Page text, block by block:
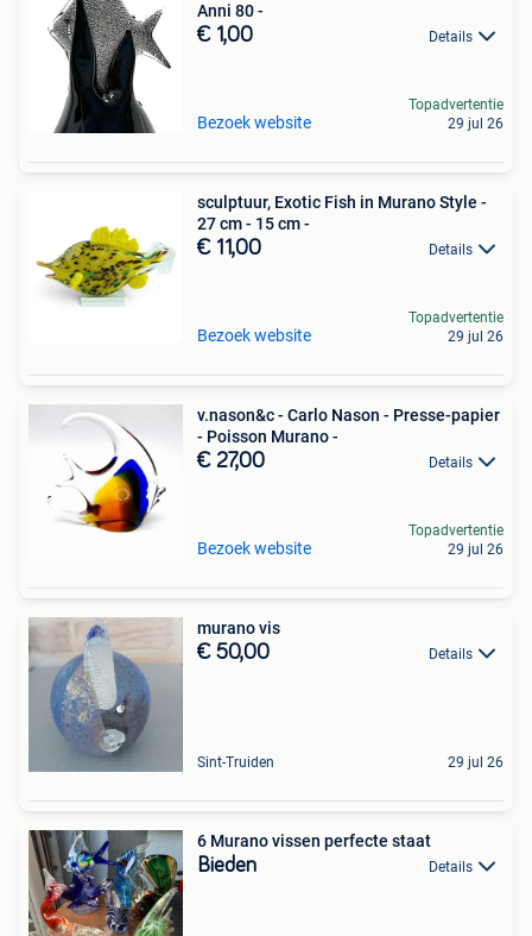
Anni 80 -
€ 1,00 Details
Bezoek website
Topadvertentie
29 jul 26
sculptuur, Exotic Fish in Murano Style -
27 cm - 15 cm -
€ 11,00 Details
Bezoek website
Topadvertentie
29 jul 26
v.nason&c - Carlo Nason - Presse-papier
- Poisson Murano -
€ 27,00 Details
Bezoek website
Topadvertentie
29 jul 26
murano vis
€ 50,00 Details
Sint-Truiden 29 jul 26
6 Murano vissen perfecte staat
Bieden Details